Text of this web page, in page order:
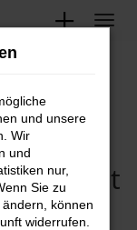
Pforzheim
mit
und unsere
Wir
und
nur,
Sie zu
können
widerrufen.